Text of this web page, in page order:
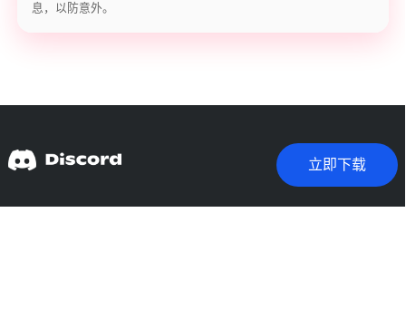
息，以防意外。
立即下载